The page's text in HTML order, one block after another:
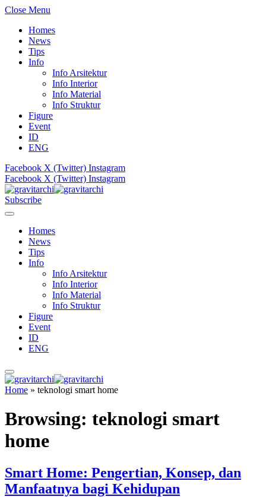
Close Menu
Homes
News
Tips
Info
Info Arsitektur
Info Interior
Info Material
Info Struktur
Figure
Event
ID
ENG
Facebook X (Twitter) Instagram
Facebook X (Twitter) Instagram
Subscribe
Homes
News
Tips
Info
Info Arsitektur
Info Interior
Info Material
Info Struktur
Figure
Event
ID
ENG
Home » teknologi smart home
Browsing: teknologi smart
home
Smart Home: Pengertian, Konsep, dan
Manfaatnya bagi Kehidupan